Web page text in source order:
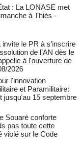
: La LONASE met
à Thiès -
invite le PR à s'inscrire
de l’AN dès le
à l'ouverture de
2026
l'innovation
et Paramilitaire:
jusqu'au 15 septembre
Souaré conforte
pas toute cette
violé sur le Code